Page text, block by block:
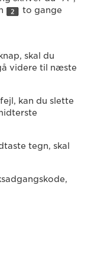
to gange
skal du
videre til næste
kan du slette
tegn, skal